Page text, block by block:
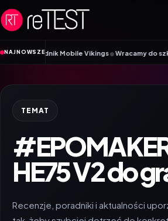
Przejdź do treści
NAJNOWSZEMobile Vikings• Wracamy do szkoły z
TEMAT
HE75 V2 do
Recenzje, poradniki i aktualności